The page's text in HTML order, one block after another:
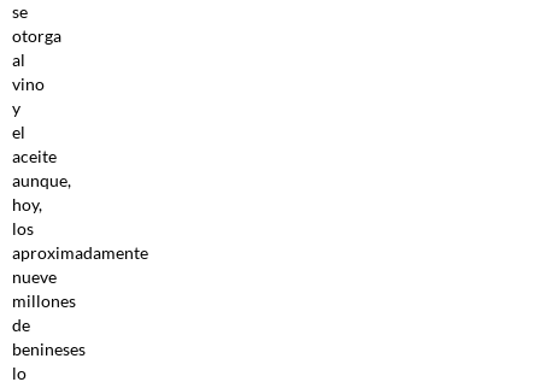
se
otorga
al
vino
y
el
aceite
aunque,
hoy,
los
aproximadamente
nueve
millones
de
benineses
lo